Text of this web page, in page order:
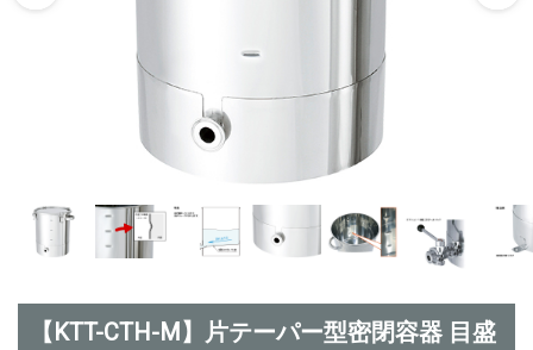
【KTT-CTH-M】片テーパー型密閉容器 目盛